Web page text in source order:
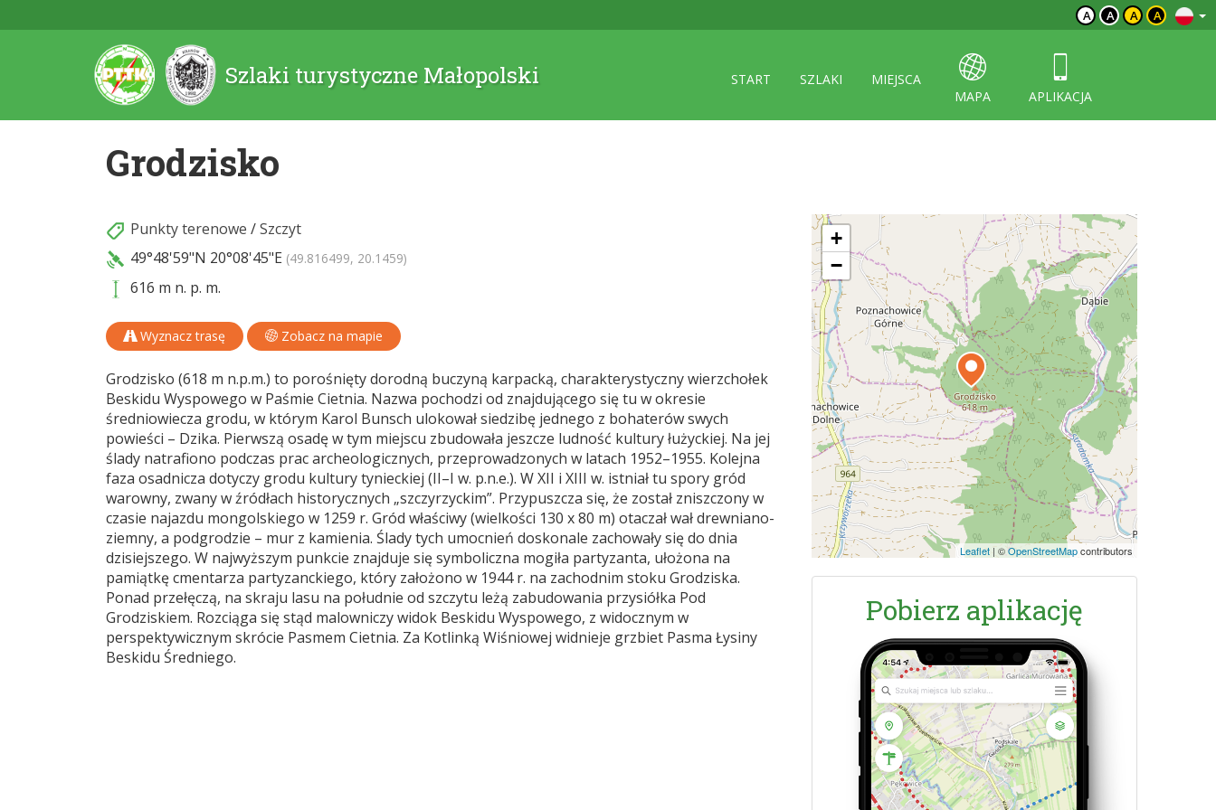
A A A A
Szlaki turystyczne Małopolski START SZLAKI
MIEJSCA
MAPA
APLIKACJA
Grodzisko
Punkty terenowe /Szczyt
49°48'59"N 20°08'45"E (49.816499, 20.1459)
616 m n. p. m.
Wyznacz trasę Zobacz na mapie
Grodzisko (618 m n.p.m.) to porośnięty dorodną buczyną karpacką, charakterystyczny wierzchołek
Beskidu Wyspowego w Paśmie Cietnia. Nazwa pochodzi od znajdującego się tu w okresie
średniowiecza grodu, w którym Karol Bunsch ulokował siedzibę jednego z bohaterów swych
powieści – Dzika. Pierwszą osadę w tym miejscu zbudowała jeszcze ludność kultury łużyckiej. Na jej
ślady natrafiono podczas prac archeologicznych, przeprowadzonych w latach 1952–1955. Kolejna
faza osadnicza dotyczy grodu kultury tynieckiej (II–I w. p.n.e.). W XII i XIII w. istniał tu spory gród
warowny, zwany w źródłach historycznych „szczyrzyckim”. Przypuszcza się, że został zniszczony w
czasie najazdu mongolskiego w 1259 r. Gród właściwy (wielkości 130 x 80 m) otaczał wał drewniano-
ziemny, a podgrodzie – mur z kamienia. Ślady tych umocnień doskonale zachowały się do dnia
dzisiejszego. W najwyższym punkcie znajduje się symboliczna mogiła partyzanta, ułożona na
pamiątkę cmentarza partyzanckiego, który założono w 1944 r. na zachodnim stoku Grodziska.
Ponad przełęczą, na skraju lasu na południe od szczytu leżą zabudowania przysiółka Pod
Grodziskiem. Rozciąga się stąd malowniczy widok Beskidu Wyspowego, z widocznym w
perspektywicznym skrócie Pasmem Cietnia. Za Kotlinką Wiśniowej widnieje grzbiet Pasma Łysiny
Beskidu Średniego.
+
−
Leaflet | ©OpenStreetMapcontributors
Pobierz aplikację